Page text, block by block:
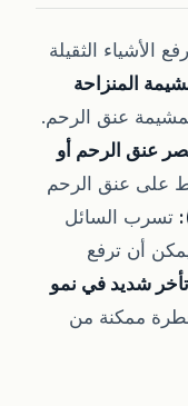
الأشياء الثقيلة
المنزاحة
عنق الرحم.
عنق الرحم أو
على عنق الرحم
تسرب السائل
أن ترفع
تأخر شديد في نمو
ممكنة من